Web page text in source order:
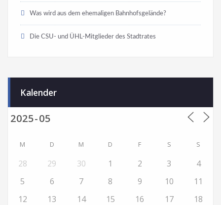
Was wird aus dem ehemaligen Bahnhofsgelände?
Die CSU- und ÜHL-Mitglieder des Stadtrates
Kalender
M D M D F S S
28 29 30 1 2 3
4
5
6 7 8 9 10
11
12
13 14 15 16 17
18